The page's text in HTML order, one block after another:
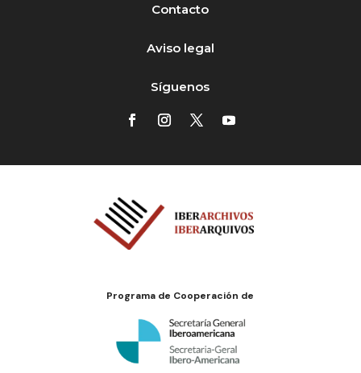
Contacto
Aviso legal
Síguenos
Programa de Cooperación de